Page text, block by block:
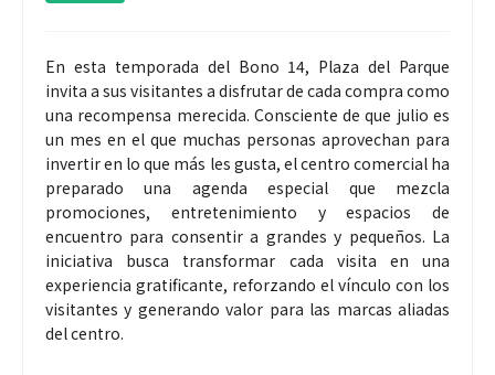
En esta temporada del Bono 14, Plaza del Parque
invita a sus visitantes a disfrutar de cada compra como
una recompensa merecida. Consciente de que julio es
un mes en el que muchas personas aprovechan para
invertir en lo que más les gusta, el centro comercial ha
preparado una agenda especial que mezcla
promociones, entretenimiento y espacios de
encuentro para consentir a grandes y pequeños. La
iniciativa busca transformar cada visita en una
experiencia gratificante, reforzando el vínculo con los
visitantes y generando valor para las marcas aliadas
del centro.